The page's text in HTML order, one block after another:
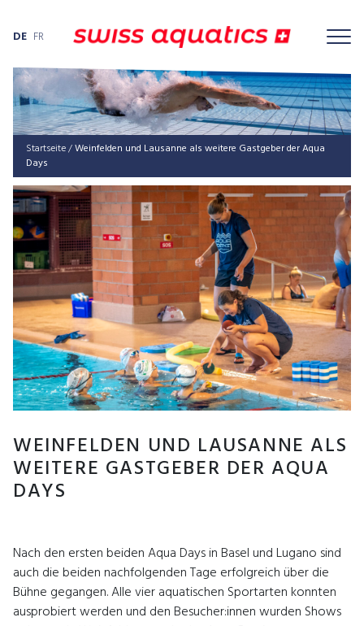
DE FR
Startseite/Weinfelden und Lausanne als weitere Gastgeber der Aqua
Days
WEINFELDEN UND LAUSANNE ALS
WEITERE GASTGEBER DER AQUA
DAYS
Nach den ersten beiden Aqua Days in Basel und Lugano sind
auch die beiden nachfolgenden Tage erfolgreich über die
Bühne gegangen. Alle vier aquatischen Sportarten konnten
ausprobiert werden und den Besucher:innen wurden Shows